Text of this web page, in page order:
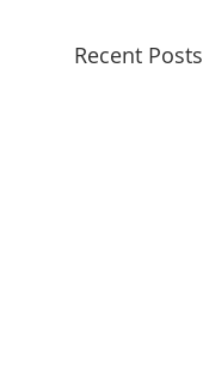
Recent Posts